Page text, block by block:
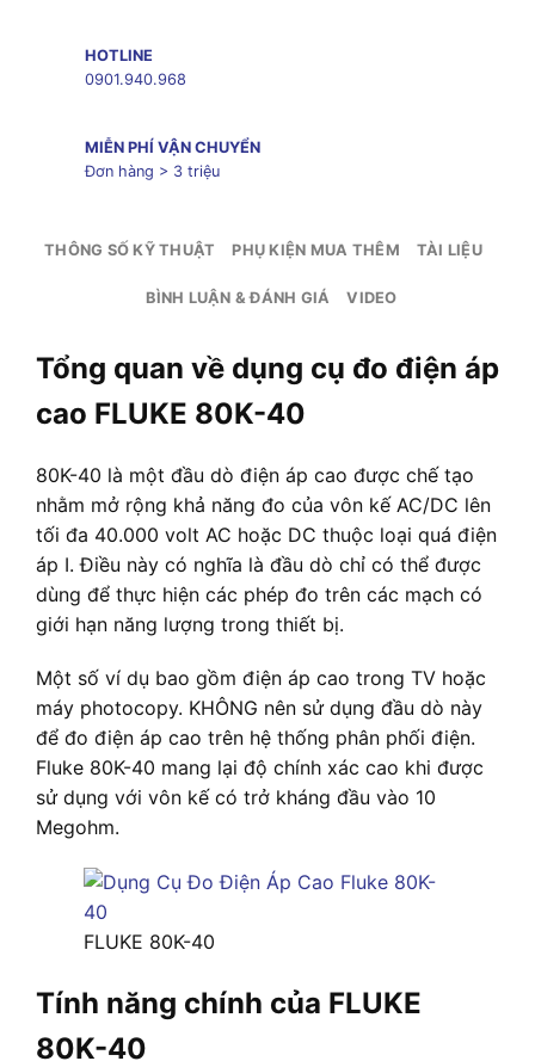
HOTLINE
0901.940.968
MIỄN PHÍ VẬN CHUYỂN
Đơn hàng > 3 triệu
THÔNG SỐ KỸ THUẬT PHỤ KIỆN MUA THÊM TÀI LIỆU
BÌNH LUẬN & ĐÁNH GIÁ VIDEO
Tổng quan về dụng cụ đo điện áp
cao FLUKE 80K-40
80K-40 là một đầu dò điện áp cao được chế tạo
nhằm mở rộng khả năng đo của vôn kế AC/DC lên
tối đa 40.000 volt AC hoặc DC thuộc loại quá điện
áp I. Điều này có nghĩa là đầu dò chỉ có thể được
dùng để thực hiện các phép đo trên các mạch có
giới hạn năng lượng trong thiết bị.
Một số ví dụ bao gồm điện áp cao trong TV hoặc
máy photocopy. KHÔNG nên sử dụng đầu dò này
để đo điện áp cao trên hệ thống phân phối điện.
Fluke 80K-40 mang lại độ chính xác cao khi được
sử dụng với vôn kế có trở kháng đầu vào 10
Megohm.
FLUKE 80K-40
Tính năng chính của FLUKE
80K-40